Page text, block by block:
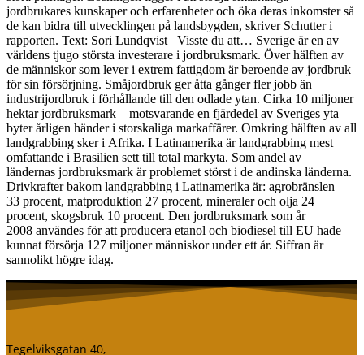
jordbrukares kunskaper och erfarenheter och öka deras inkomster så
de kan bidra till utvecklingen på landsbygden, skriver Schutter i
rapporten. Text: Sori Lundqvist Visste du att… Sverige är en av
världens tjugo största investerare i jordbruksmark. Över hälften av
de människor som lever i extrem fattigdom är beroende av jordbruk
för sin försörjning. Småjordbruk ger åtta gånger fler jobb än
industrijordbruk i förhållande till den odlade ytan. Cirka 10 miljoner
hektar jordbruksmark – motsvarande en fjärdedel av Sveriges yta –
byter årligen händer i storskaliga markaffärer. Omkring hälften av all
landgrabbing sker i Afrika. I Latinamerika är landgrabbing mest
omfattande i Brasilien sett till total markyta. Som andel av
ländernas jordbruksmark är problemet störst i de andinska länderna.
Drivkrafter bakom landgrabbing i Latinamerika är: agrobränslen
33 procent, matproduktion 27 procent, mineraler och olja 24
procent, skogsbruk 10 procent. Den jordbruksmark som år
2008 användes för att producera etanol och biodiesel till EU hade
kunnat försörja 127 miljoner människor under ett år. Siffran är
sannolikt högre idag.
Tegelviksgatan 40,